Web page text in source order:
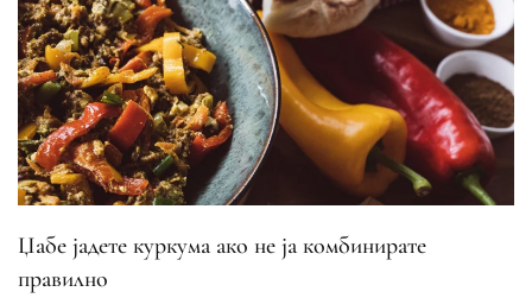
Џабе јадете куркума ако не ја комбинирате
правилно